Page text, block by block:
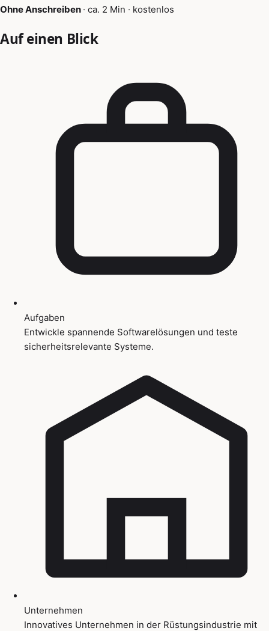
Ohne Anschreiben · ca. 2 Min · kostenlos
Auf einen Blick
Aufgaben
Entwickle spannende Softwarelösungen und teste
sicherheitsrelevante Systeme.
Unternehmen
Innovatives Unternehmen in der Rüstungsindustrie mit